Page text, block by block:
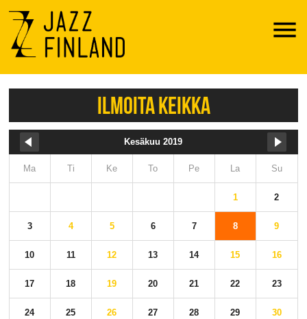
Menu
ILMOITA KEIKKA
Kesäkuu 2019
Ma Ti Ke To Pe La Su
1 2
3 4 5 6 7 8 9
10 11 12 13 14 15 16
17 18 19 20 21 22 23
24 25 26 27 28 29 30